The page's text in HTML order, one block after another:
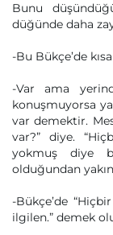
Bunu
düğünde daha
-Bu Bükçe’de
-Var ama
konuşmuyorsa
var demektir.
var?” diye.
yokmuş diye
olduğundan
-Bükçe’de
ilgilen.” demek